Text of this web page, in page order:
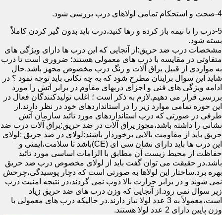
4-صحت و استحکام تمامی لولاهای درب بررسی شود.
5-درب را تا نیمه باز کرده و رها کنید،درب باید بدون گیر کردن کاملاً
بسته شود.
مشخصات درب ضد حریق:از آنجایی که این درب ها دارای ویژگی های
متفاوتی در مقایسه با درب های معمولی هستند؛ ضروری است تا درب
به مواردی از قبیل یراق آلات و رنگ درب مخصوص مجهز باشد.حال
شاید این سوال برایتان مطرح شود که به چه نکاتی باید توجه نمود ؟ در
ادامه ویژگی های فنی و اجزای دربهای مقاوم در برابر آتش را مورد
بررسی قرار می دهیم.لازم به ذکر است ؛ اغلب تولیدکنندگان فعال در
این حوزه تمامی موارد زیر را در استانداردهای خود در نظر دارند.از
طرفی در صورتی که درب استانداردهای مورد تائید سازمان آتش
نشانی را داشته باشد،مجوز یراق آلات در ضد حریق:یراق آلات درب ضد
حریق باید از مقاومت بالایی برخوردار باشند:لولای در ضد حریق :لولای
این درب ها باید دارای نشان سی ای (CE)باشد تا سلامت،ایمنی و
حفاظت از محیط زیست آن مطابق با الزامات اساسی مورد تائید
باشد.در حقیقت می توان گفت باید از لولای مخصوص درب ضد حریق
بهره برد.ساختار این لولاها به صورتی است که دچار پوسیدگی،چرخش
نمی شوند و در برابر حرارت بالا ذوب نمی گردند،در نتیجه امنیت درب
زیر سوال نمی رود.از آنجایی که وزن درب های ضد حریق زیاد
است،معمولاً به 3 عدد لولا نیاز دارند.در حالیکه درب های معمولی با
وزن پایین دارای 2 عدد لولا هستند.